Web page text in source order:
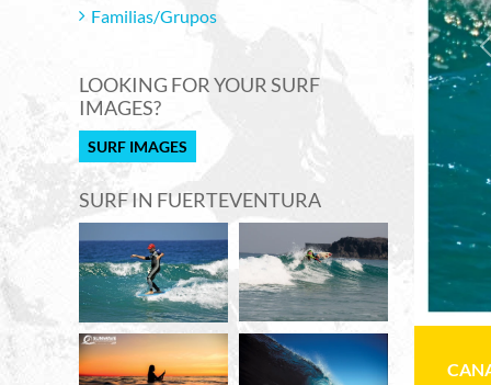
Familias/Grupos
LOOKING FOR YOUR SURF
IMAGES?
SURF IMAGES
SURF IN FUERTEVENTURA